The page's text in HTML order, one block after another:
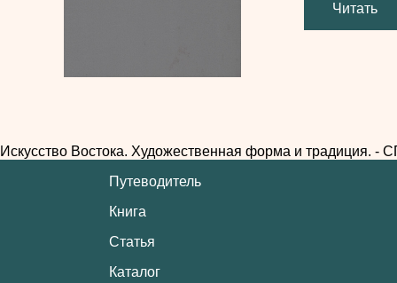
Читать
Искусство Востока. Художественная форма и традиция. -
Путеводитель
Книга
Статья
Каталог